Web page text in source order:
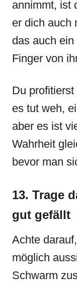
annimmt, ist
er dich auch
das auch
Finger von
Du
es tut weh,
aber es ist
Wahrheit
bevor man
13. Trage
gut gefällt
Achte
möglich
Schwarm